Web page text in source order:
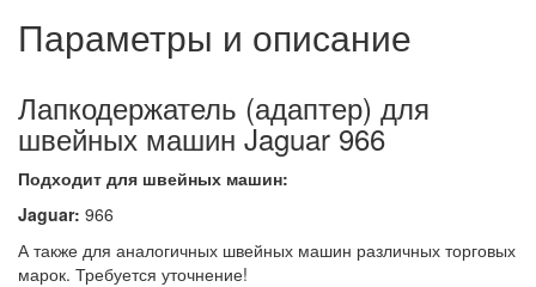
Параметры и описание
Лапкодержатель (адаптер) для
швейных машин Jaguar 966
Подходит для швейных машин:
Jaguar: 966
А также для аналогичных швейных машин различных торговых
марок. Требуется уточнение!